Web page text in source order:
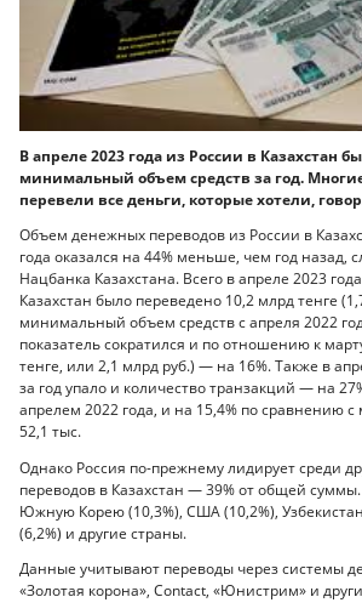
В апреле 2023 года из России в Казахстан
минимальный объем средств за год.
перевели все деньги, которые хотели,
Объем денежных переводов из России в
года оказался на 44% меньше, чем год назад,
Нацбанка Казахстана. Всего в апреле 2023
Казахстан было переведено 10,2 млрд тенге
минимальный объем средств с апреля 2022
показатель сократился и по отношению к
тенге, или 2,1 млрд руб.) — на 16%. Также в
за год упало и количество транзакций — на
апрелем 2022 года, и на 15,4% по сравнению с
52,1 тыс.
Однако Россия по-прежнему лидирует среди
переводов в Казахстан — 39% от общей
Южную Корею (10,3%), США (10,2%),
(6,2%) и другие страны.
Данные учитывают переводы через системы
«Золотая корона», Contact, «Юнистрим» и